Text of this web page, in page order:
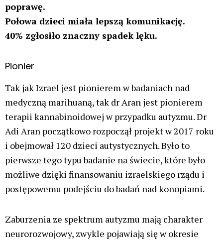
poprawę.
Połowa dzieci miała lepszą komunikację.
40% zgłosiło znaczny spadek lęku.
Pionier
Tak jak Izrael jest pionierem w badaniach nad
medyczną marihuaną, tak dr Aran jest pionierem
terapii kannabinoidowej w przypadku autyzmu. Dr
Adi Aran początkowo rozpoczął projekt w 2017 roku
i obejmował 120 dzieci autystycznych. Było to
pierwsze tego typu badanie na świecie, które było
możliwe dzięki finansowaniu izraelskiego rządu i
postępowemu podejściu do badań nad konopiami.
Zaburzenia ze spektrum autyzmu mają charakter
neurorozwojowy, zwykle pojawiają się w okresie